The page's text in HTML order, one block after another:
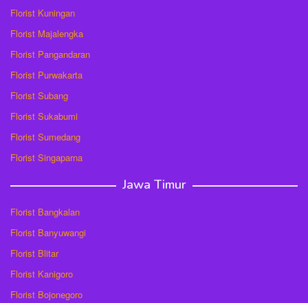
Florist Kuningan
Florist Majalengka
Florist Pangandaran
Florist Purwakarta
Florist Subang
Florist Sukabumi
Florist Sumedang
Florist Singaparna
Jawa Timur
Florist Bangkalan
Florist Banyuwangi
Florist Blitar
Florist Kanigoro
Florist Bojonegoro